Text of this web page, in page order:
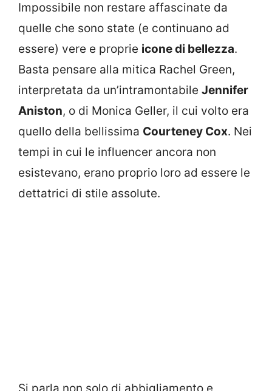
Impossibile non restare affascinate da
quelle che sono state (e continuano ad
essere) vere e proprie icone di bellezza.
Basta pensare alla mitica Rachel Green,
interpretata da un’intramontabile Jennifer
Aniston, o di Monica Geller, il cui volto era
quello della bellissima Courteney Cox. Nei
tempi in cui le influencer ancora non
esistevano, erano proprio loro ad essere le
dettatrici di stile assolute.
Si parla non solo di abbigliamento e